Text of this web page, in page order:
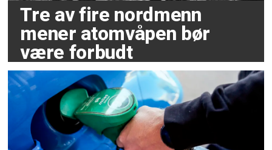
Tre av fire nordmenn
mener atomvåpen bør
være forbudt